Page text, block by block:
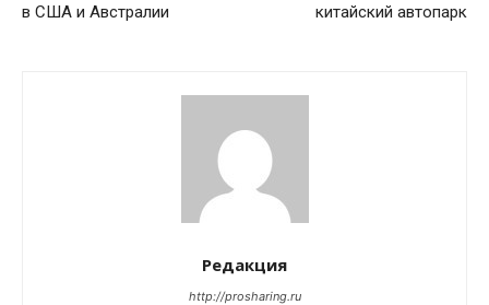
в США и Австралии
китайский автопарк
Редакция
http://prosharing.ru